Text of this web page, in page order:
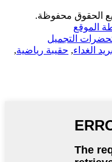
الموقع
التجميل
الغداء, حقيبة رياضية,